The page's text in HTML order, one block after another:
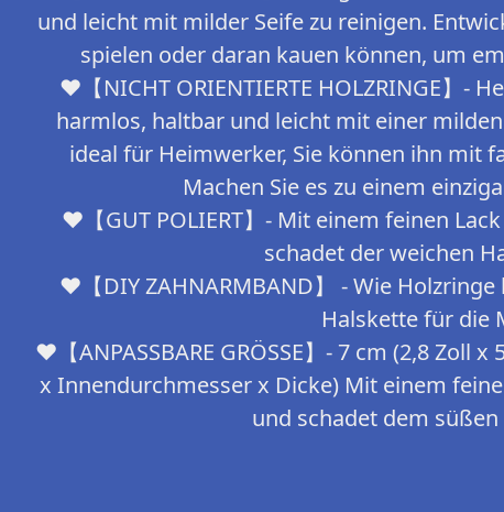
und leicht mit milder Seife zu reinigen.
spielen oder daran kauen können, um
❤【NICHT ORIENTIERTE HOLZRINGE】-
harmlos, haltbar und leicht mit einer
ideal für Heimwerker, Sie können ihn mit
Machen Sie es zu einem
❤【GUT POLIERT】- Mit einem feinen
schadet der weichen
❤【DIY ZAHNARMBAND】 - Wie
Halskette für die
❤【ANPASSBARE GRÖSSE】- 7 cm (2,8 Zoll
x Innendurchmesser x Dicke) Mit einem
und schadet dem